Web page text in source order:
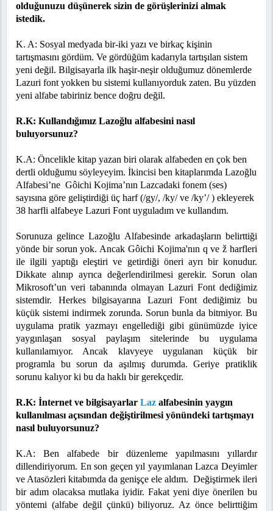
olduğunuzu düşünerek sizin de görüşlerinizi almak
istedik.
K. A: Sosyal medyada bir-iki yazı ve birkaç kişinin
tartışmasını gördüm. Ve gördüğüm kadarıyla tartışılan sistem
yeni değil. Bilgisayarla ilk haşir-neşir olduğumuz dönemlerde
Lazuri font yokken bu sistemi kullanıyorduk zaten. Bu yüzden
yeni alfabe tabiriniz bence doğru değil.
R.K: Kullandığımız Lazoğlu alfabesini nasıl
buluyorsunuz?
K.A: Öncelikle kitap yazan biri olarak alfabeden en çok ben
dertli olduğumu söyleyeyim. İkincisi ben kitaplarımda Lazoğlu
Alfabesi’ne Gôichi Kojima’nın Lazcadaki fonem (ses)
sayısına göre geliştirdiği üç harf (/gy/, /ky/ ve /ky’/ ) ekleyerek
38 harfli alfabeye Lazuri Font uyguladım ve kullandım.
Sorunuza gelince Lazoğlu Alfabesinde arkadaşların belirttiği
yönde bir sorun yok. Ancak Gôichi Kojima'nın q ve ž harfleri
ile ilgili yaptığı eleştiri ve getirdiği öneri ayrı bir konudur.
Dikkate alınıp ayrıca değerlendirilmesi gerekir. Sorun olan
Mikrosoft’un veri tabanında olmayan Lazuri Font dediğimiz
sistemdir. Herkes bilgisayarına Lazuri Font dediğimiz bu
küçük sistemi indirmek zorunda. Sorun bunla da bitmiyor. Bu
uygulama pratik yazmayı engellediği gibi günümüzde iyice
yaygınlaşan sosyal paylaşım sitelerinde bu uygulama
kullanılamıyor. Ancak klavyeye uygulanan küçük bir
programla bu sorun da aşılmış durumda. Geriye pratiklik
sorunu kalıyor ki bu da haklı bir gerekçedir.
R.K: İnternet ve bilgisayarlar Laz alfabesinin yaygın
kullanılması açısından değiştirilmesi yönündeki tartışmayı
nasıl buluyorsunuz?
K.A: Ben alfabede bir düzenleme yapılmasını yıllardır
dillendiriyorum. En son geçen yıl yayımlanan Lazca Deyimler
ve Atasözleri kitabımda da genişçe ele aldım. Değiştirmek ileri
bir adım olacaksa mutlaka iyidir. Fakat yeni diye önerilen bu
yöntemi (alfabe değil çünkü) biliyoruz. Az önce belirttiğim